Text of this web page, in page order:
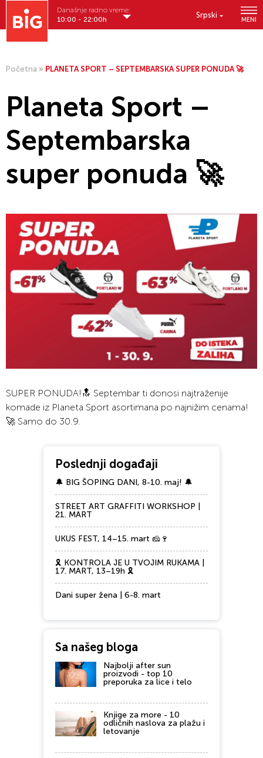
Srpski
MENI
Današnje radno vreme:
10:00 - 22:00h
Početna » PLANETA SPORT – SEPTEMBARSKA SUPER PONUDA 🚀
Planeta Sport –
Septembarska
super ponuda 🚀
SUPER PONUDA!🔝⁠ Septembar ti donosi najtraženije
komade iz Planeta Sport asortimana po najnižim cenama!
🚀 Samo do 30.9.
Poslednji događaji
🔔 BIG ŠOPING DANI, 8-10. maj! 🔔
STREET ART GRAFFITI WORKSHOP |
21. MART
UKUS FEST, 14–15. mart 🧀🍷
🎗️ KONTROLA JE U TVOJIM RUKAMA |
17. MART, 13–19h 🎗️
Dani super žena | 6-8. mart
Sa našeg bloga
Najbolji after sun
proizvodi - top 10
preporuka za lice i telo
Knjige za more - 10
odličnih naslova za plažu i
letovanje